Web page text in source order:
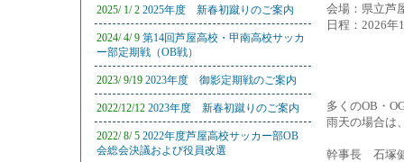
2025/ 1/ 2 2025年度 新春初蹴りのご案内
2024/ 4/ 9 第14回芦屋高校・甲南高校サッカ
ー部定期戦（OB戦）
2023/ 9/19 2023年度 御影定期戦のご案内
2022/12/12 2023年度 新春初蹴りのご案内
2022/ 8/ 5 2022年度芦屋高校サッカー部OB
会総会決議および役員改選
会場：県立芦
日程：2026年
多くのOB・
雨天の場合は
幹事長 石塚